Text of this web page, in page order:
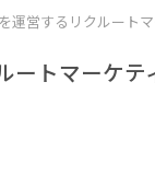
運営するリクルート
ートマーケ